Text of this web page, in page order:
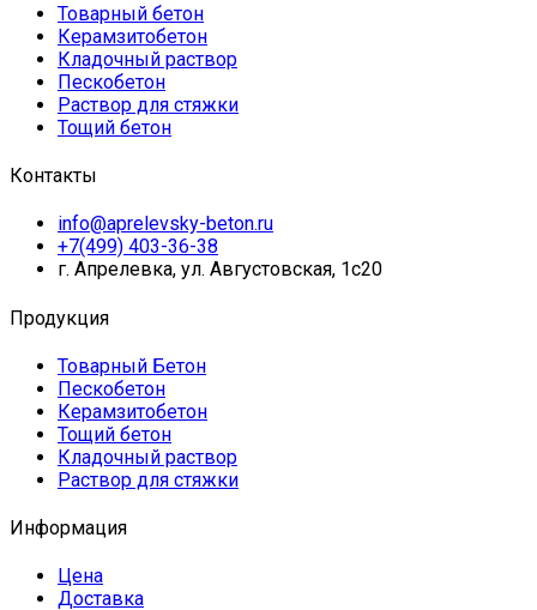
Товарный бетон
Керамзитобетон
Кладочный раствор
Пескобетон
Раствор для стяжки
Тощий бетон
Контакты
info@aprelevsky-beton.ru
+7(499) 403-36-38
г. Апрелевка, ул. Августовская, 1с20
Продукция
Товарный Бетон
Пескобетон
Керамзитобетон
Тощий бетон
Кладочный раствор
Раствор для стяжки
Информация
Цена
Доставка